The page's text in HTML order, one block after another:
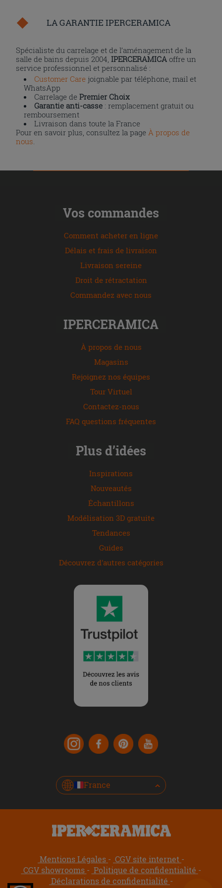
LA GARANTIE IPERCERAMICA
Spécialiste du carrelage et de l’aménagement de la
salle de bains depuis 2004,IPERCERAMICA offre un
service professionnel et personnalisé :
Customer Care joignable par téléphone, mail et
WhatsApp
Carrelage dePremier Choix
Garantie anti-casse : remplacement gratuit ou
remboursement
Livraison dans toute la France
Pour en savoir plus, consultez la page À propos de
nous
Vos commandes
Comment acheter en ligne
Délais et frais de livraison
Livraison sereine
Droit de rétractation
Commandez avec nous
IPERCERAMICA
À propos de nous
Magasins
Rejoignez nos équipes
Tour Virtuel
Contactez-nous
FAQ questions fréquentes
Plus d’idées
Inspirations
Nouveautés
Échantillons
Modélisation 3D gratuite
Tendances
Guides
Découvrez d'autres catégories
France
Mentions Légales
CGV site internet
CGV showrooms
Politique de confidentialité
Déclarations de confidentialité